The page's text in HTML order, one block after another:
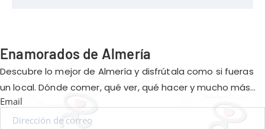
Enamorados de Almería
Descubre lo mejor de Almería y disfrútala como si fueras
un local. Dónde comer, qué ver, qué hacer y mucho más…
Email